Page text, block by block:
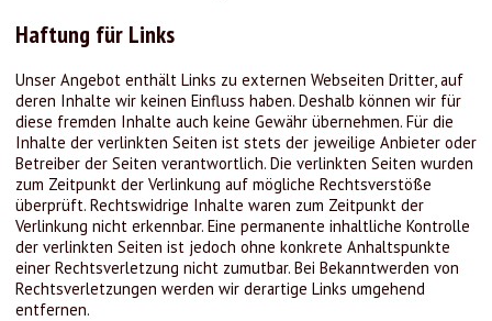
Haftung für Links
Unser Angebot enthält Links zu externen Webseiten Dritter, auf
deren Inhalte wir keinen Einfluss haben. Deshalb können wir für
diese fremden Inhalte auch keine Gewähr übernehmen. Für die
Inhalte der verlinkten Seiten ist stets der jeweilige Anbieter oder
Betreiber der Seiten verantwortlich. Die verlinkten Seiten wurden
zum Zeitpunkt der Verlinkung auf mögliche Rechtsverstöße
überprüft. Rechtswidrige Inhalte waren zum Zeitpunkt der
Verlinkung nicht erkennbar. Eine permanente inhaltliche Kontrolle
der verlinkten Seiten ist jedoch ohne konkrete Anhaltspunkte
einer Rechtsverletzung nicht zumutbar. Bei Bekanntwerden von
Rechtsverletzungen werden wir derartige Links umgehend
entfernen.